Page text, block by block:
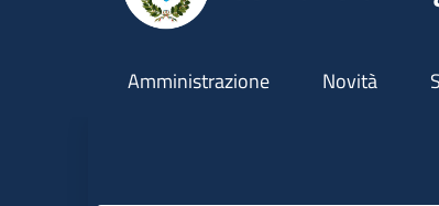
Amministrazione Novità